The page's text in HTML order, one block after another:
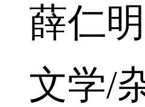
薛仁
文学/